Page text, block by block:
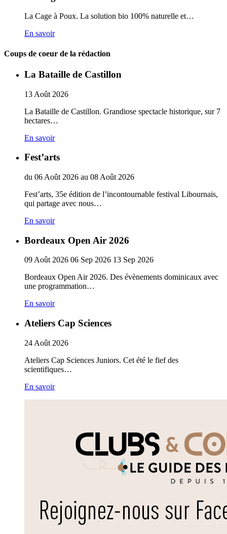
La Cage à Poux. La solution bio 100% naturelle et…
En savoir
Coups de coeur de la rédaction
La Bataille de Castillon
13 Août 2026
La Bataille de Castillon. Grandiose spectacle historique, sur 7
hectares…
En savoir
Fest’arts
du 06 Août 2026 au 08 Août 2026
Fest’arts, 35e édition de l’incontournable festival Libournais,
qui partage avec nous…
En savoir
Bordeaux Open Air 2026
09Août 2026 06 Sep 2026 13 Sep 2026
Bordeaux Open Air 2026. Des évènements dominicaux avec
une programmation…
En savoir
Ateliers Cap Sciences
24 Août 2026
Ateliers Cap Sciences Juniors. Cet été le fief des
scientifiques…
En savoir